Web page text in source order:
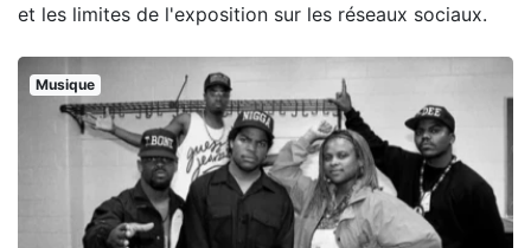
et les limites de l'exposition sur les réseaux sociaux.
Musique